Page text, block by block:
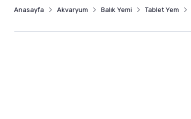
Anasayfa Akvaryum Balık Yemi Tablet Yem